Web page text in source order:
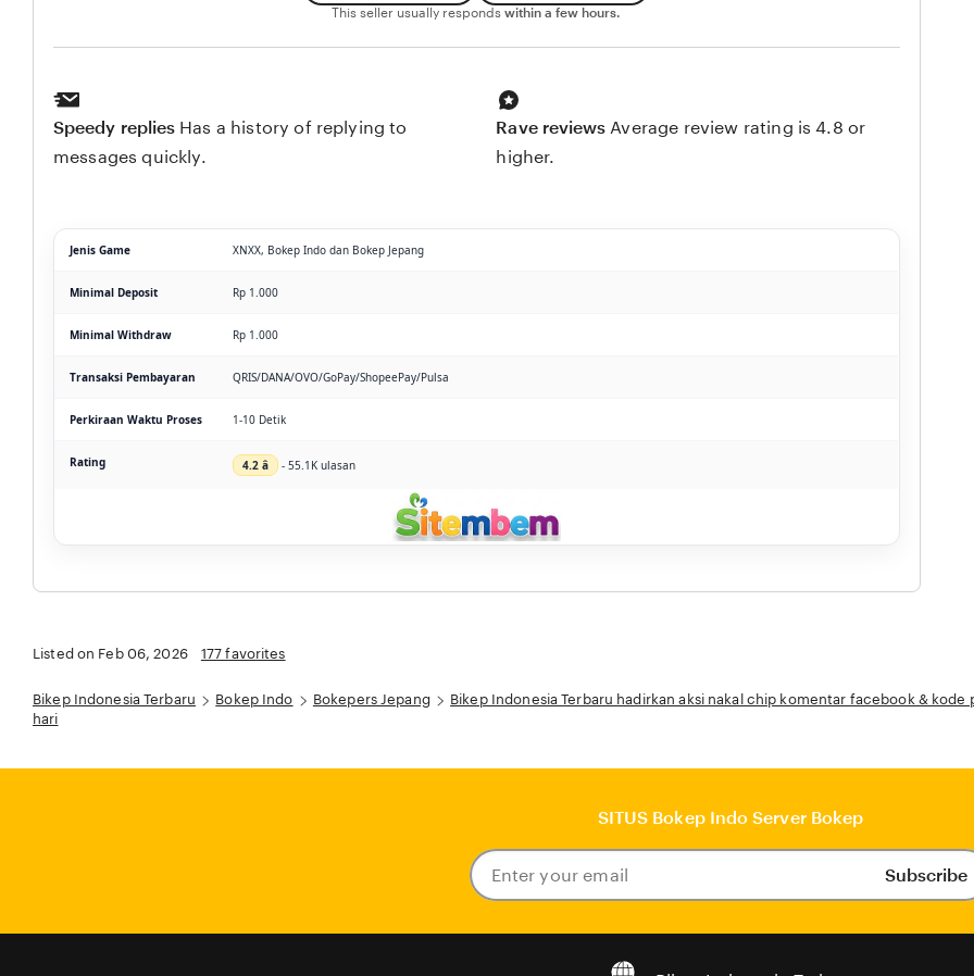
This seller usually respondswithin a few hours.
Speedy replies Has a history of replying to
messages quickly.
Rave reviews Average review rating is 4.8 or
higher.
Jenis Game XNXX, Bokep Indo dan Bokep Jepang
Minimal Deposit Rp 1.000
Minimal Withdraw Rp 1.000
Transaksi Pembayaran QRIS/DANA/OVO/GoPay/ShopeePay/Pulsa
Perkiraan Waktu Proses 1-10 Detik
Rating 4.2 â­ - 55.1K ulasan
Listed on Feb 06, 2026 177 favorites
Bikep Indonesia Terbaru Bokep Indo Bokepers Jepang
Bikep Indonesia Terbaru hadirkan aksi nakal chip komentar facebook &
hari
SITUS Bokep Indo Server Bokep
Enter
your
Subscribe